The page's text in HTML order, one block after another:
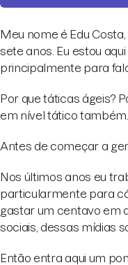
Meu nome é Edu Costa,
sete anos. Eu estou
principalmente para
Por que táticas ágeis?
em nível tático também.
Antes de começar a
Nos últimos anos eu
particularmente para
gastar um centavo em
sociais, dessas mídias
Então entra aqui um